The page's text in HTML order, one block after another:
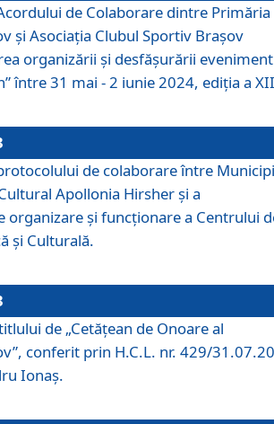
de Colaborare dintre Primăria
și Asociația Clubul Sportiv Brașov
organizării și desfășurării
între 31 mai - 2 iunie 2024, ediția a
de colaborare între
Apollonia Hirsher și a
organizare și funcționare a Centrului
și Culturală.
de „Cetățean de Onoare al
conferit prin H.C.L. nr. 429/
Ionaș.